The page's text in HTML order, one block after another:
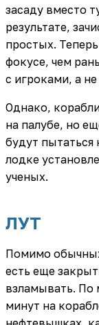
засаду вместо
результате,
простых.
фокусе, чем
с игроками, а не
Однако,
на палубе, но
будут пытаться
лодке
ученых.
ЛУТ
Помимо
есть еще
взламывать. По
минут на